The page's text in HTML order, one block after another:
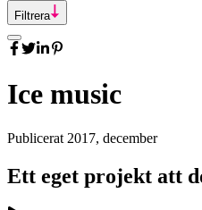
Filtrera
Ice music
Publicerat 2017, december
Ett eget projekt att